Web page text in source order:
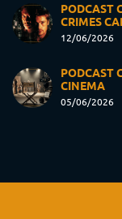
PODCAST
CRIMES
12/06/2026
PODCAST
CINEMA
05/06/2026